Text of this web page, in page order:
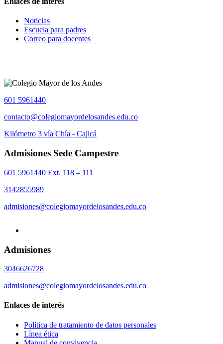
Noticias
Escuela para padres
Correo para docentes
601 5961440
contacto@colegiomayordelosandes.edu.co
Kilómetro 3 vía Chía - Cajicá
Admisiones Sede Campestre
601 5961440 Ext. 118 – 111
3142855989
admisiones@colegiomayordelosandes.edu.co
Admisiones
3046626728
admisiones@colegiomayordelosandes.edu.co
Enlaces de interés
Política de tratamiento de datos personales
Línea ética